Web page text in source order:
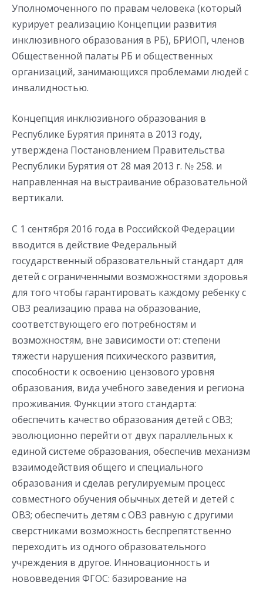
Уполномоченного по правам человека (который
курирует реализацию Концепции развития
инклюзивного образования в РБ), БРИОП, членов
Общественной палаты РБ и общественных
организаций, занимающихся проблемами людей с
инвалидностью.
Концепция инклюзивного образования в
Республике Бурятия принята в 2013 году,
утверждена Постановлением Правительства
Республики Бурятия от 28 мая 2013 г. № 258. и
направленная на выстраивание образовательной
вертикали.
С 1 сентября 2016 года в Российской Федерации
вводится в действие Федеральный
государственный образовательный стандарт для
детей с ограниченными возможностями здоровья
для того чтобы гарантировать каждому ребенку с
ОВЗ реализацию права на образование,
соответствующего его потребностям и
возможностям, вне зависимости от: степени
тяжести нарушения психического развития,
способности к освоению цензового уровня
образования, вида учебного заведения и региона
проживания. Функции этого стандарта:
обеспечить качество образования детей с ОВЗ;
эволюционно перейти от двух параллельных к
единой системе образования, обеспечив механизм
взаимодействия общего и специального
образования и сделав регулируемым процесс
совместного обучения обычных детей и детей с
ОВЗ; обеспечить детям с ОВЗ равную с другими
сверстниками возможность беспрепятственно
переходить из одного образовательного
учреждения в другое. Инновационность и
нововведения ФГОС: базирование на